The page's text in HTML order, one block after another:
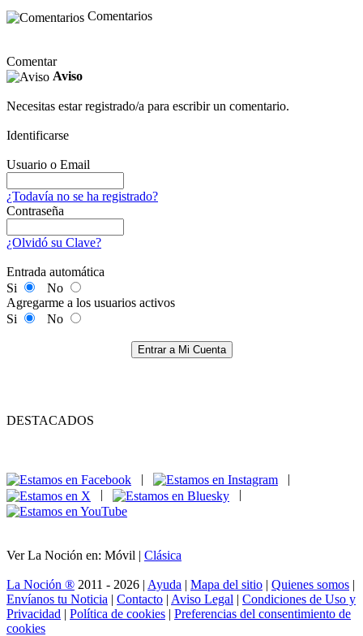
Comentarios
Comentar
Aviso
Necesitas estar registrado/a para escribir un comentario.
Identificarse
Usuario o Email
¿Todavía no se ha registrado?
Contraseña
¿Olvidó su Clave?
Entrada automática
Si
No
Agregarme a los usuarios activos
Si
No
Entrar a Mi Cuenta
DESTACADOS
|
|
|
|
Ver La Noción en: Móvil | Clásica
La Noción ® 2011 - 2026 | Ayuda | Mapa del sitio | Quienes somos |
Envíanos tu Noticia | Contacto | Aviso Legal | Condiciones de Uso y
Privacidad | Política de cookies | Preferencias del consentimiento de
cookies